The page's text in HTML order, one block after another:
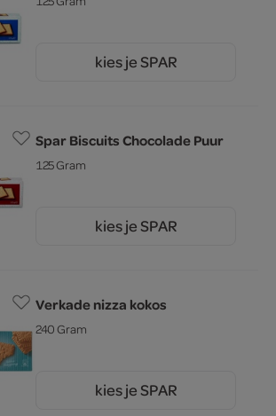
kies je SPAR
Spar Biscuits Chocolade Puur
125 Gram
kies je SPAR
Verkade nizza kokos
240 Gram
kies je SPAR